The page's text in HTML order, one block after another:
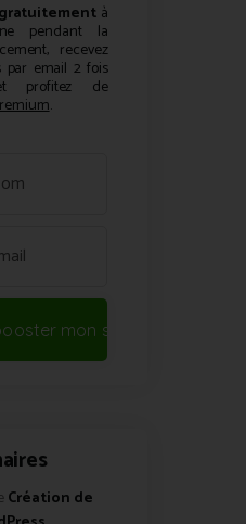
gratuitementà
pendant la
recevez
par email 2 fois
profitez de
.
mon site !
Création de